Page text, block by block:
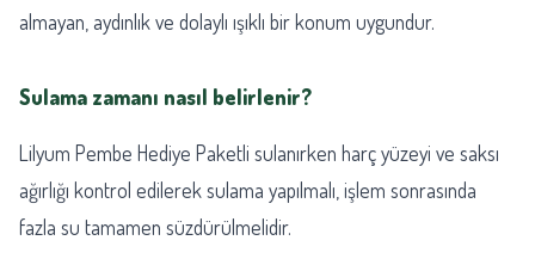
almayan, aydınlık ve dolaylı ışıklı bir konum uygundur.
Sulama zamanı nasıl belirlenir?
Lilyum Pembe Hediye Paketli sulanırken harç yüzeyi ve saksı
ağırlığı kontrol edilerek sulama yapılmalı, işlem sonrasında
fazla su tamamen süzdürülmelidir.